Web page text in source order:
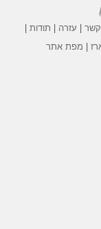
קשר | עזרה | תודות |
| מפת אתר